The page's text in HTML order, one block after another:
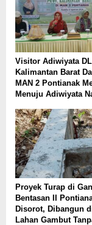
Visitor Adiwiyata
Kalimantan Barat
MAN 2 Pontianak
Menuju Adiwiyata
Proyek Turap di
Bentasan II
Disorot, Dibangun
Lahan Gambut